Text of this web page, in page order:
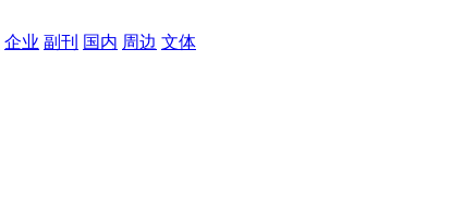
企业 副刊 国内 周边 文体